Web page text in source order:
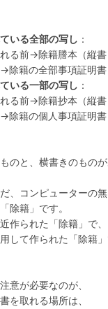
いる全部の写し ：
る前→除籍謄本（縦書
除籍の全部事項証明書
いる一部の写し ：
る前→除籍抄本（縦書
除籍の個人事項証明書
のと、横書きのものが
、コンピューターの
除籍」です。
作られた「除籍」で、
して作られた「除籍
意が必要なのが、
を取れる場所は、